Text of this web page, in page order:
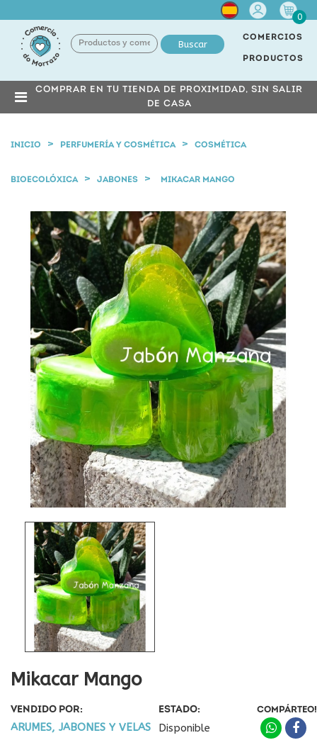
Cuenta
0
Buscar
COMERCIOS
PRODUCTOS
COMPRAR EN TU TIENDA DE PROXIMIDAD, SIN SALIR
DE CASA
INICIO PERFUMERÍA Y COSMÉTICA COSMÉTICA
BIOECOLÓXICA JABONES MIKACAR MANGO
Mikacar Mango
VENDIDO POR:
ARUMES, JABONES Y VELAS
ESTADO:
Disponible
COMPÁRTEO!